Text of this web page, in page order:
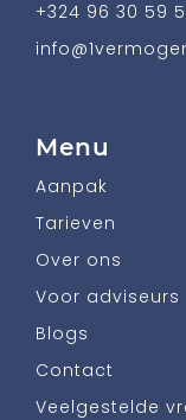
+324 96 30 59
Menu
Aanpak
Tarieven
Over ons
Voor adviseurs
Blogs
Contact
Veelgestelde